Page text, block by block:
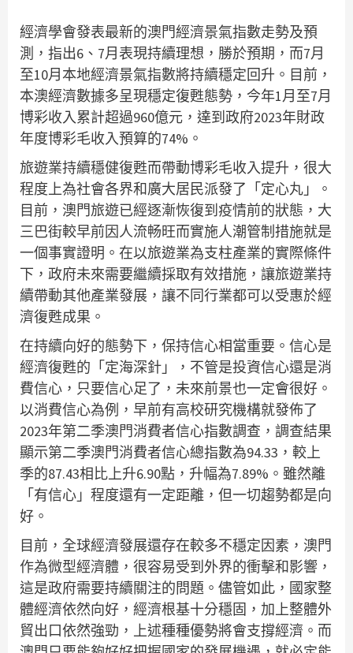
經濟學會發表最新的澳門經濟景氣指數走勢及預
測，指出6、7月表現持續理想，勝於預期，而7月
至10月本地經濟景氣指數將持續穩定回升。目前，
本澳經濟數據多呈現穩定復甦態勢，今年1月至7月
博彩收入累計超過960億元，達到政府2023年財政
年度博彩毛收入預算的74%。
旅遊業持續穩健復甦而帶動博彩毛收入提升，很大
程度上為社會各界和廣大居民派發了「定心丸」。
目前，澳門旅遊已經逐漸恢復到疫情前的狀態，大
三巴街較早前因人流畅旺而實施人潮管制措施就是
一個事實證明。在以旅遊業為支柱產業的實際條件
下，政府未來需要繼續採取有效措施，讓旅遊業持
續帶動其他產業發展，讓不同行業都可以受惠於經
濟復甦成果。
在持續向好的態勢下，保持信心相當重要。信心是
經濟復甦的「定海深針」，不管是投資信心還是消
費信心，只要信心足了，未來前景也一定會很好。
以消費信心為例，早前有高校研究機構就發佈了
2023年第二季澳門消費者信心指數調查，調查結果
顯示第二季澳門消費者信心總指數為94.33，較上
季的87.43相比上升6.90點，升幅為7.89%。雖然離
「有信心」程度還有一定距離，但一切趨勢都是向
好。
目前，全球經濟發展還存在較多不穩定因素，澳門
作為微型經濟體，很容易受到外界的衝擊和影響，
這是政府需要持續關注的問題。儘管如此，國家整
體經濟依然向好，經濟根基十分穩固，加上整體外
貿出口依然強勁，上述種種優勢將會支撐經濟。而